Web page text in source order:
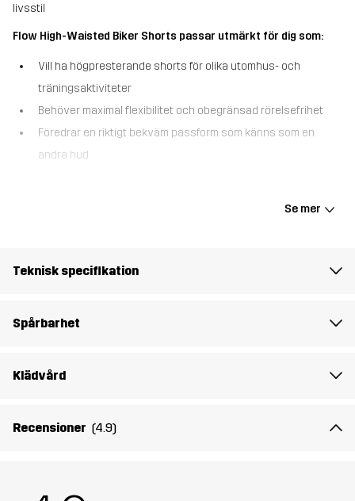
livsstil
Flow High-Waisted Biker Shorts passar utmärkt för dig som:
Vill ha högpresterande shorts för olika utomhus- och
träningsaktiviteter
Behöver maximal flexibilitet och obegränsad rörelsefrihet
Föredrar en riktigt bekväm passform som känns som en
andra hud
biker horts främst designade för aktiva utomhusäventyr under
grymma biker shorts. En diskret ficka i midjan rymmer små
vid varje steg i Flow High-Waisted Biker Shorts.
Material 84% Polyester (Återvunnen), 16% Elastan
Se mer
Teknisk specifikation
Spårbarhet
Klädvård
Recensioner (4.9)